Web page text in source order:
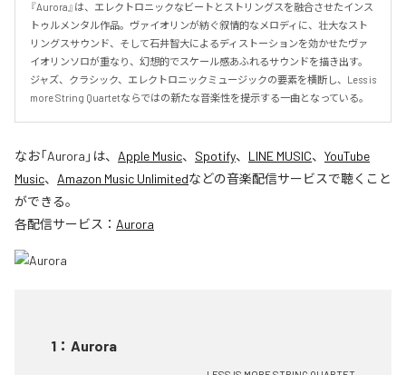
『Aurora』は、エレクトロニックなビートとストリングスを融合させたインス
トゥルメンタル作品。ヴァイオリンが紡ぐ叙情的なメロディに、壮大なスト
リングスサウンド、そして石井智大によるディストーションを効かせたヴァ
イオリンソロが重なり、幻想的でスケール感あふれるサウンドを描き出す。
ジャズ、クラシック、エレクトロニックミュージックの要素を横断し、Less is
more String Quartetならではの新たな音楽性を提示する一曲となっている。
なお「Aurora 」は、 Apple Music、 Spotify、 LINE MUSIC、 YouTube
Music、 Amazon Music Unlimitedなどの音楽配信サービスで聴くこと
ができる。
各配信サービス： Aurora
1 ： Aurora